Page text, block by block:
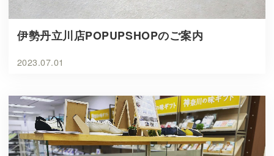
伊勢丹立川店POPUPSHOPのご案内
2023.07.01